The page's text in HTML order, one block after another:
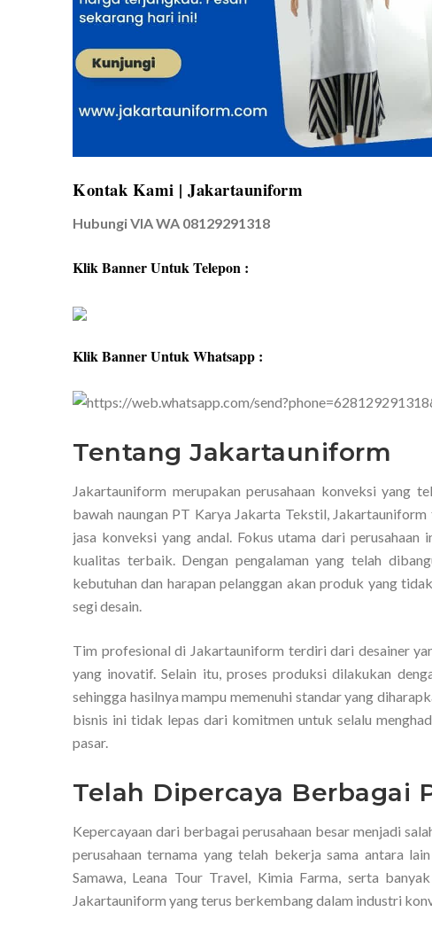
Kontak Kami | Jakartauniform
Hubungi VIA WA 08129291318
Klik Banner Untuk Telepon :
Klik Banner Untuk Whatsapp :
Tentang Jakartauniform
Jakartauniform merupakan perusahaan konveksi yang
bawah naungan PT Karya Jakarta Tekstil,
jasa konveksi yang andal. Fokus utama dari
kualitas terbaik. Dengan pengalaman yang telah
kebutuhan dan harapan pelanggan akan produk yang
segi desain.
Tim profesional di Jakartauniform terdiri dari desainer
yang inovatif. Selain itu, proses produksi dilakukan
sehingga hasilnya mampu memenuhi standar yang
bisnis ini tidak lepas dari komitmen untuk selalu
pasar.
Telah Dipercaya Berbagai
Kepercayaan dari berbagai perusahaan besar menjadi
perusahaan ternama yang telah bekerja sama antara
Samawa, Leana Tour Travel, Kimia Farma, serta
Jakartauniform yang terus berkembang dalam industri